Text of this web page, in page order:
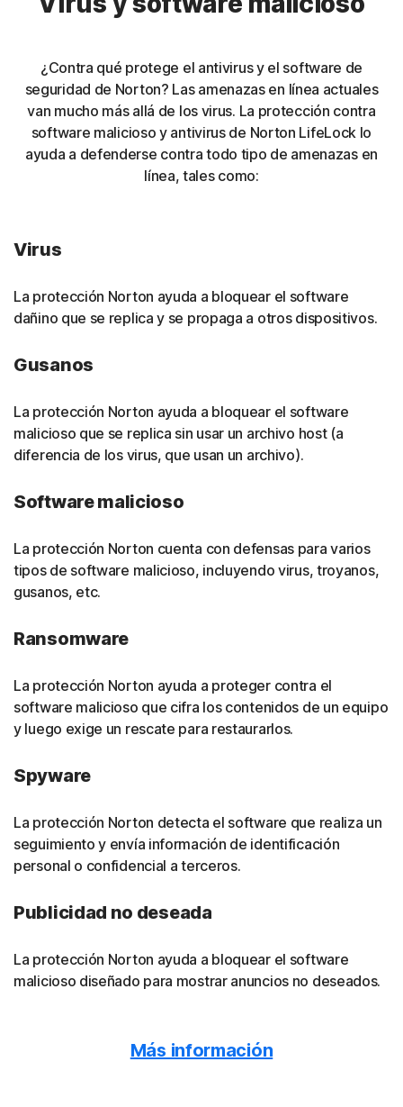
¿Contra qué protege el antivirus y el software de
seguridad de Norton? Las amenazas en línea actuales
van mucho más allá de los virus. La protección contra
software malicioso y antivirus de Norton LifeLock lo
ayuda a defenderse contra todo tipo de amenazas en
línea, tales como:
Virus
La protección Norton ayuda a bloquear el software
dañino que se replica y se propaga a otros dispositivos.
Gusanos
La protección Norton ayuda a bloquear el software
malicioso que se replica sin usar un archivo host (a
diferencia de los virus, que usan un archivo).
Software malicioso
La protección Norton cuenta con defensas para varios
tipos de software malicioso, incluyendo virus, troyanos,
gusanos, etc.
Ransomware
La protección Norton ayuda a proteger contra el
software malicioso que cifra los contenidos de un equipo
y luego exige un rescate para restaurarlos.
Spyware
La protección Norton detecta el software que realiza un
seguimiento y envía información de identificación
personal o confidencial a terceros.
Publicidad no deseada
La protección Norton ayuda a bloquear el software
malicioso diseñado para mostrar anuncios no deseados.
Publicidad maliciosa
Más información